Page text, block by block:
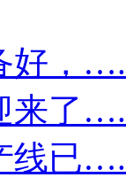
好，
来了
线已